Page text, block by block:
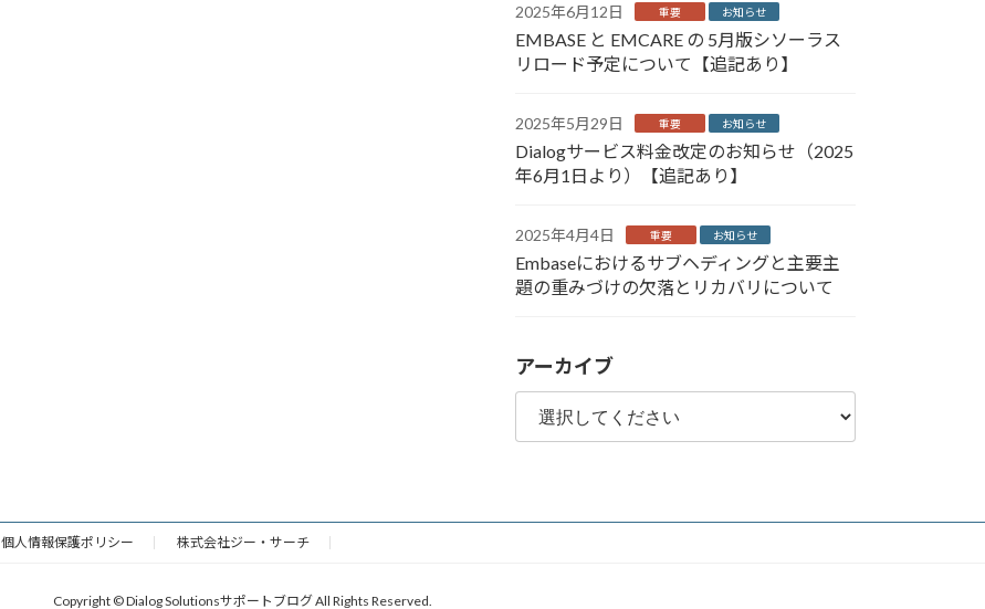
2025年6月12日 重要 お知らせ
EMBASE と EMCARE の 5月版シソーラス
リロード予定について【追記あり】
2025年5月29日 重要 お知らせ
Dialogサービス料金改定のお知らせ（2025
年6月1日より）【追記あり】
2025年4月4日 重要 お知らせ
Embaseにおけるサブヘディングと主要主
題の重みづけの欠落とリカバリについて
アーカイブ
個人情報保護ポリシー 株式会社ジー・サーチ
Copyright © Dialog Solutionsサポートブログ All Rights Reserved.